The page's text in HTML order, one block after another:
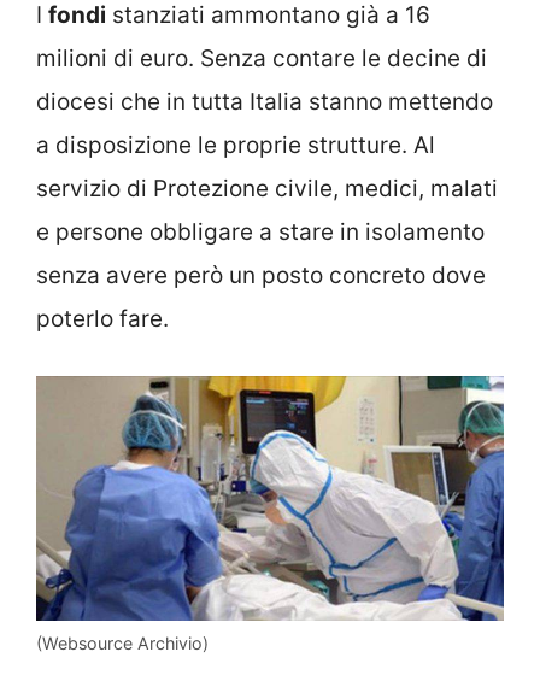
I fondi stanziati ammontano già a 16
milioni di euro. Senza contare le decine di
diocesi che in tutta Italia stanno mettendo
a disposizione le proprie strutture. Al
servizio di Protezione civile, medici, malati
e persone obbligare a stare in isolamento
senza avere però un posto concreto dove
poterlo fare.
(Websource Archivio)